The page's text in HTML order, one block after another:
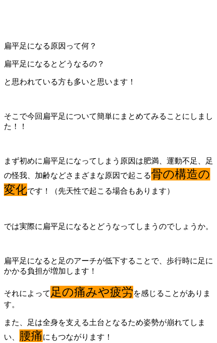
扁平足になる原因って何？
扁平足になるとどうなるの？
と思われている方も多いと思います！
そこで今回扁平足について簡単にまとめてみることにしまし
た！！
まず初めに扁平足になってしまう原因は肥満、運動不足、足
の怪我、加齢などさまざまな原因で起こる骨の構造の
変化です！（先天性で起こる場合もあります）
では実際に扁平足になるとどうなってしまうのでしょうか。
扁平足になると足のアーチが低下することで、歩行時に足に
かかる負担が増加します！
それによって 足の痛みや疲労を感じることがありま
す。
また、足は全身を支える土台となるため姿勢が崩れてしま
い、
腰痛にもつながります！